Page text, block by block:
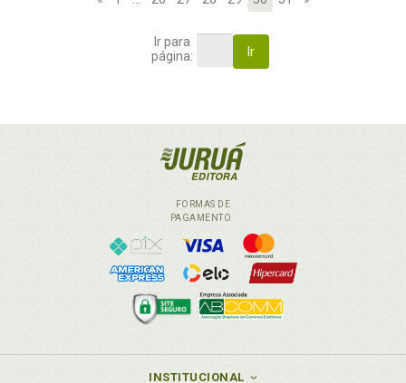
Ir para
página:
Ir
FORMAS DE
PAGAMENTO
INSTITUCIONAL